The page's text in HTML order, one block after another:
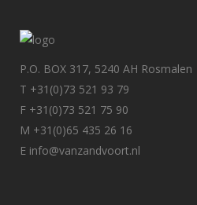
P.O. BOX 317, 5240 AH Rosmalen
T +31(0)73 521 93 79
F +31(0)73 521 75 90
M +31(0)65 435 26 16
E info@vanzandvoort.nl